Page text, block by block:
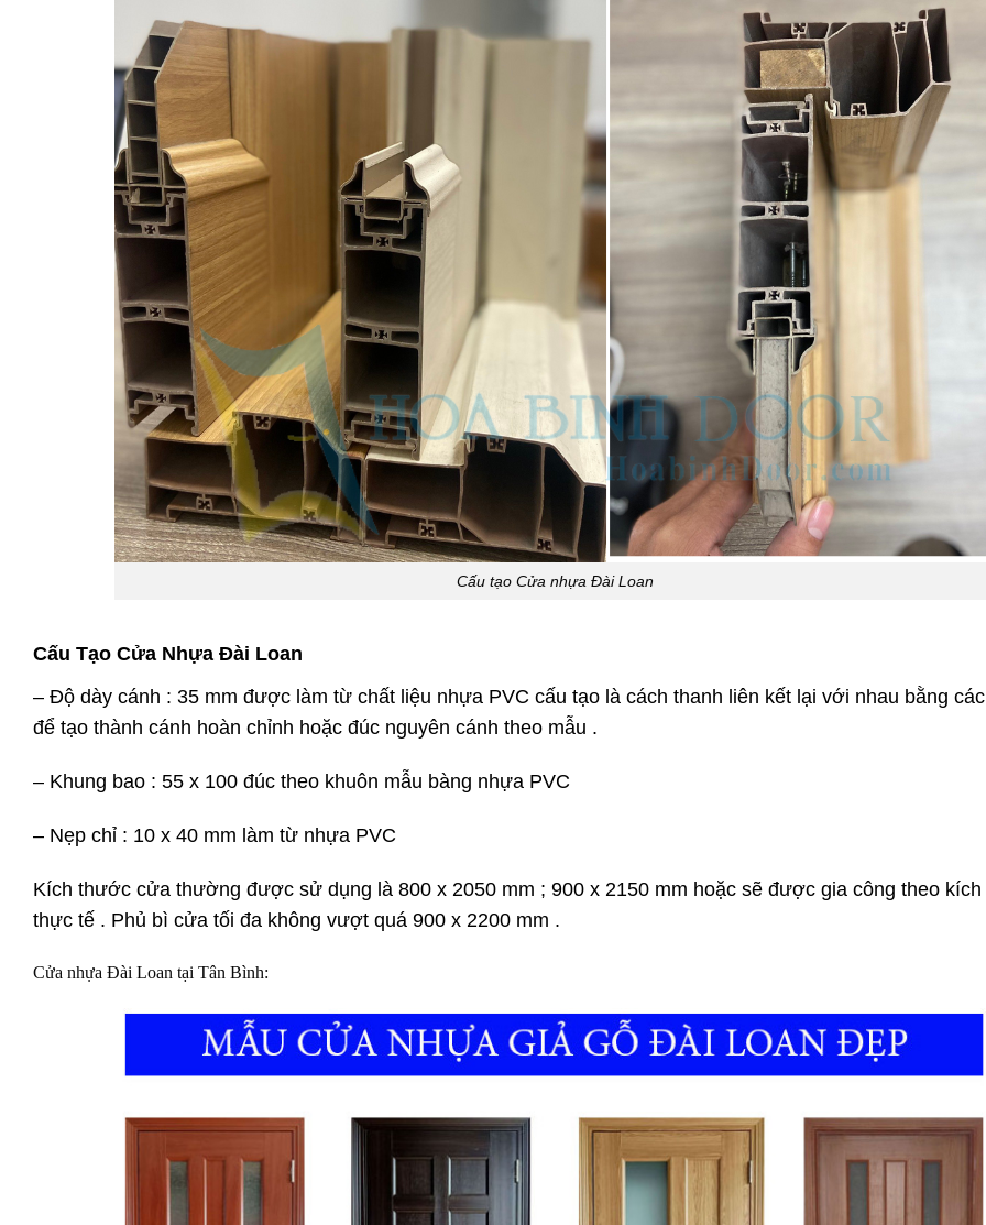
Cấu tạo Cửa nhựa Đài Loan
Cấu Tạo Cửa Nhựa Đài Loan
– Độ dày cánh : 35 mm được làm từ chất liệu nhựa PVC cấu tạo là cách thanh liên kết lại với nhau bằng
để tạo thành cánh hoàn chỉnh hoặc đúc nguyên cánh theo mẫu .
– Khung bao : 55 x 100 đúc theo khuôn mẫu bàng nhựa PVC
– Nẹp chỉ : 10 x 40 mm làm từ nhựa PVC
Kích thước cửa thường được sử dụng là 800 x 2050 mm ; 900 x 2150 mm hoặc sẽ được gia công theo
thực tế . Phủ bì cửa tối đa không vượt quá 900 x 2200 mm .
Cửa nhựa Đài Loan tại Tân Bình: